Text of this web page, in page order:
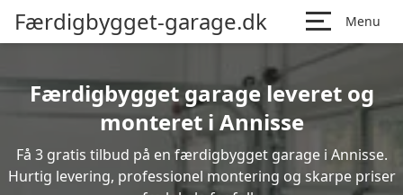
Færdigbygget-garage.dk Menu
Færdigbygget garage leveret og
monteret i Annisse
Få 3 gratis tilbud på en færdigbygget garage i Annisse.
Hurtig levering, professionel montering og skarpe priser